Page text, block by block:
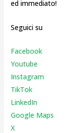
ed immediato!
Seguici su
Facebook
Youtube
Instagram
TikTok
LinkedIn
Google Maps
X